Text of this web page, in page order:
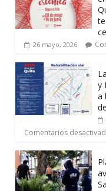
26 mayo, 2026
y
a
Comentarios